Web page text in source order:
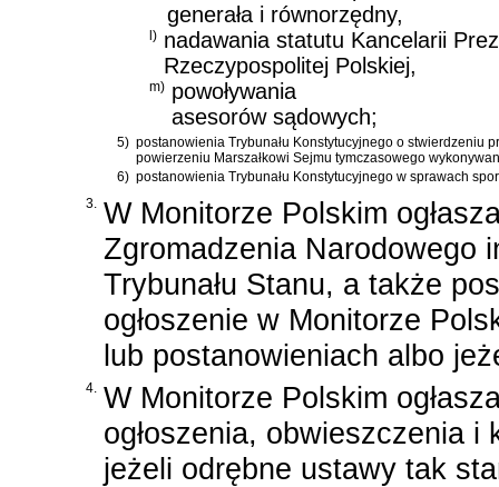
generała i równorzędny,
l) nadawania statutu Kancelarii
Rzeczypospolitej Polskiej,
m) powoływania
asesorów sądowych;
5) postanowienia Trybunału Konstytucyjnego o stwierdzeniu
powierzeniu Marszałkowi Sejmu tymczasowego
6) postanowienia Trybunału Konstytucyjnego w sprawach
3. W Monitorze Polskim
Zgromadzenia Narodowego
Trybunału Stanu, a także
ogłoszenie w Monitorze
lub postanowieniach albo
4. W Monitorze Polskim
ogłoszenia, obwieszczenia
jeżeli odrębne ustawy tak